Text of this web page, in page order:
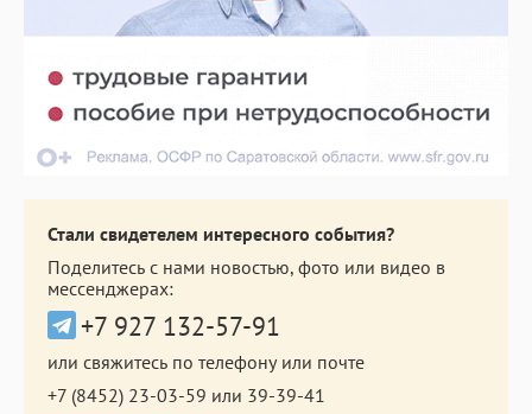
Стали свидетелем интересного события?
Поделитесь с нами новостью, фото или видео в
мессенджерах:
+7 927 132-57-91
или свяжитесь по телефону или почте
+7 (8452) 23-03-59 или 39-39-41